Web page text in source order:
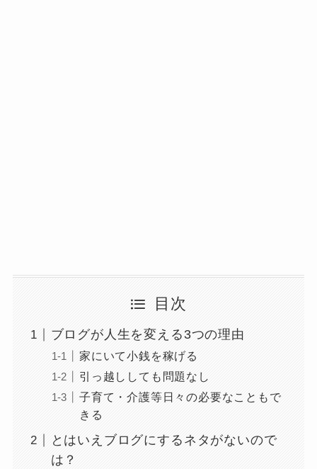
目次
ブログが人生を変える3つの理由
家にいて小銭を稼げる
引っ越ししても問題なし
子育て・介護等日々の必要なこともで
きる
とはいえブログにするネタがないので
は？